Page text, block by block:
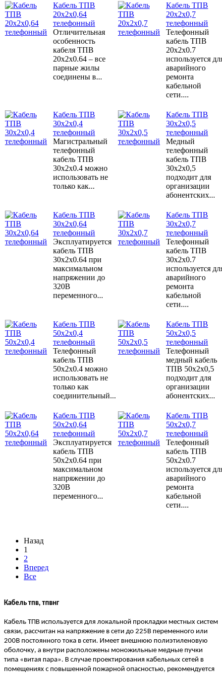
Кабель ТПВ
20x2x0,64
телефонный
Отличительная
особенность
кабеля ТПВ
20х2х0.64 – все
парные жилы
соединены в...
Кабель ТПВ
20x2x0,7
телефонный
Телефонный
кабель ТПВ
20х2х0.7
используется
аварийного
ремонта
кабельной
сети....
Кабель ТПВ
30x2x0,4
телефонный
Магистральный
телефонный
кабель ТПВ
30х2х0.4 можно
использовать не
только как...
Кабель ТПВ
30x2x0,5
телефонный
Медный
телефонный
кабель ТПВ
30х2х0,5
подходит для
организации
абонентских...
Кабель ТПВ
30x2x0,64
телефонный
Эксплуатируется
кабель ТПВ
30х2х0.64 при
максимальном
напряжении до
320В
переменного...
Кабель ТПВ
30x2x0,7
телефонный
Телефонный
кабель ТПВ
30х2х0.7
используется
аварийного
ремонта
кабельной
сети....
Кабель ТПВ
50x2x0,4
телефонный
Телефонный
кабель ТПВ
50х2х0.4 можно
использовать не
только как
соединительный...
Кабель ТПВ
50x2x0,5
телефонный
Телефонный
медный кабель
ТПВ 50х2х0,5
подходит для
организации
абонентских...
Кабель ТПВ
50x2x0,64
телефонный
Эксплуатируется
кабель ТПВ
50х2х0.64 при
максимальном
напряжении до
320В
переменного...
Кабель ТПВ
50x2x0,7
телефонный
Телефонный
кабель ТПВ
50х2х0.7
используется
аварийного
ремонта
кабельной
сети....
Назад
1
2
Вперед
Все
Кабель тпв, тпвнг
Кабель ТПВ используется для локальной прокладки местных систем
связи, рассчитан на напряжение в сети до 225В переменного или
200В постоянного тока в сети. Имеет внешнюю полиэтиленовую
оболочку, а внутри расположены моножильные медные пучки
типа «витая пара». В случае проектирования кабельных сетей в
помещениях с повышенной пожарной опасностью, рекомендуется